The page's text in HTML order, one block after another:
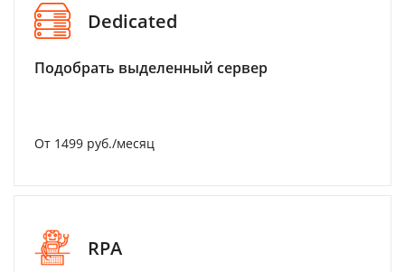
Dedicated
Подобрать выделенный сервер
От 1499 руб./месяц
RPA